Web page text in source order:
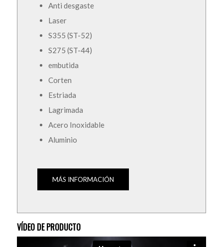
Anti desgaste
Laser
S355 (ST-52)
S275 (ST-44)
embutida
Corten
Estriada
Lagrimada
Acero Inoxidable
Aluminio
MÁS INFORMACIÓN
VÍDEO DE PRODUCTO